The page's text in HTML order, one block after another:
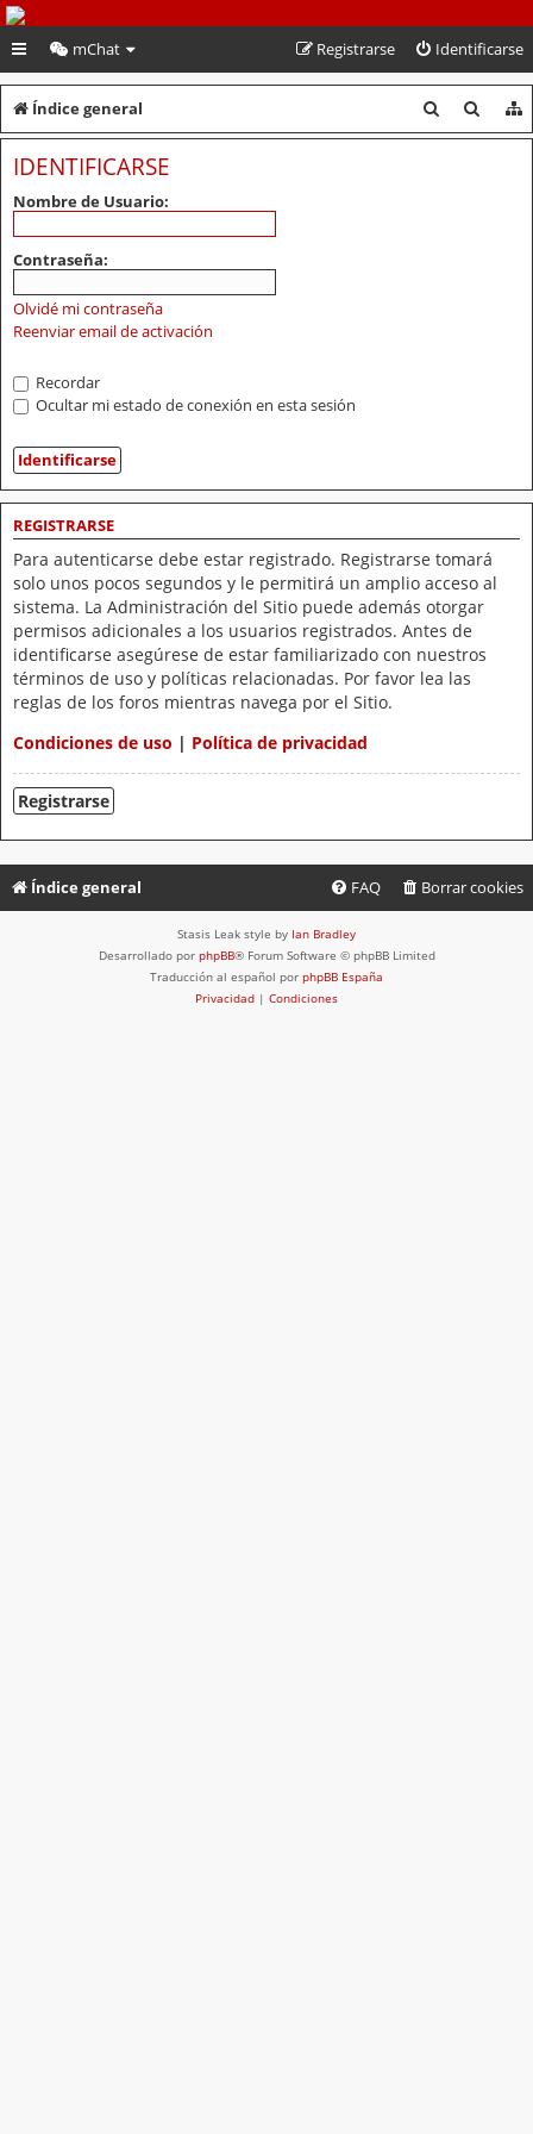
PeruVoley.com
mChat Identificarse
Registrarse
Índice general
u
u
IDENTIFICARSE
Nombre de Usuario:
Contraseña:
Olvidé mi contraseña
Reenviar email de activación
Recordar
Ocultar mi estado de conexión en esta sesión
REGISTRARSE
Para autenticarse debe estar registrado. Registrarse tomará
solo unos pocos segundos y le permitirá un amplio acceso al
sistema. La Administración del Sitio puede además otorgar
permisos adicionales a los usuarios registrados. Antes de
identificarse asegúrese de estar familiarizado con nuestros
términos de uso y políticas relacionadas. Por favor lea las
reglas de los foros mientras navega por el Sitio.
Condiciones de uso | Política de privacidad
Registrarse
Índice general Borrar cookies
FAQ
Stasis Leak style by Ian Bradley
Desarrollado por phpBB® Forum Software © phpBB Limited
Traducción al español por phpBB España
Privacidad | Condiciones